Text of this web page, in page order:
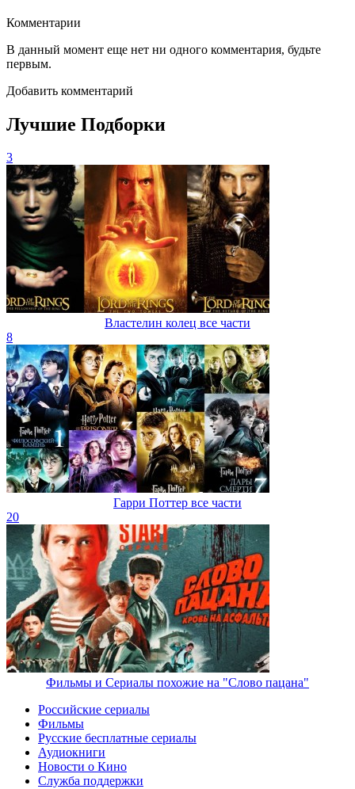
Комментарии
В данный момент еще нет ни одного комментария, будьте
первым.
Добавить комментарий
Лучшие Подборки
3
Властелин колец все части
8
Гарри Поттер все части
20
Фильмы и Сериалы похожие на "Слово пацана"
Российские сериалы
Фильмы
Русские бесплатные сериалы
Аудиокниги
Новости о Кино
Служба поддержки